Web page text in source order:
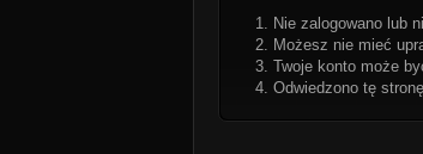
Nie zalogowano lub
Możesz nie mieć
Twoje konto może
Odwiedzono tę